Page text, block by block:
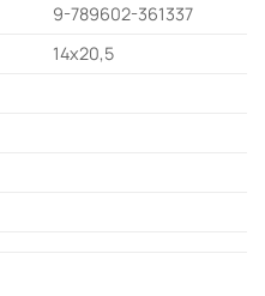
9-789602-361337
14x20,5